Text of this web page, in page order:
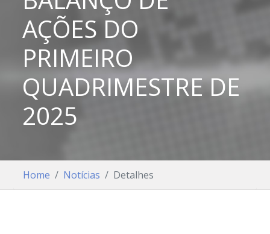
AÇÕES DO
PRIMEIRO
QUADRIMESTRE DE
2025
Home Notícias Detalhes